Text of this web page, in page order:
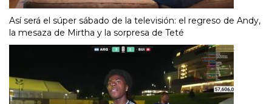
Así será el súper sábado de la televisión: el regreso de Andy,
la mesaza de Mirtha y la sorpresa de Teté